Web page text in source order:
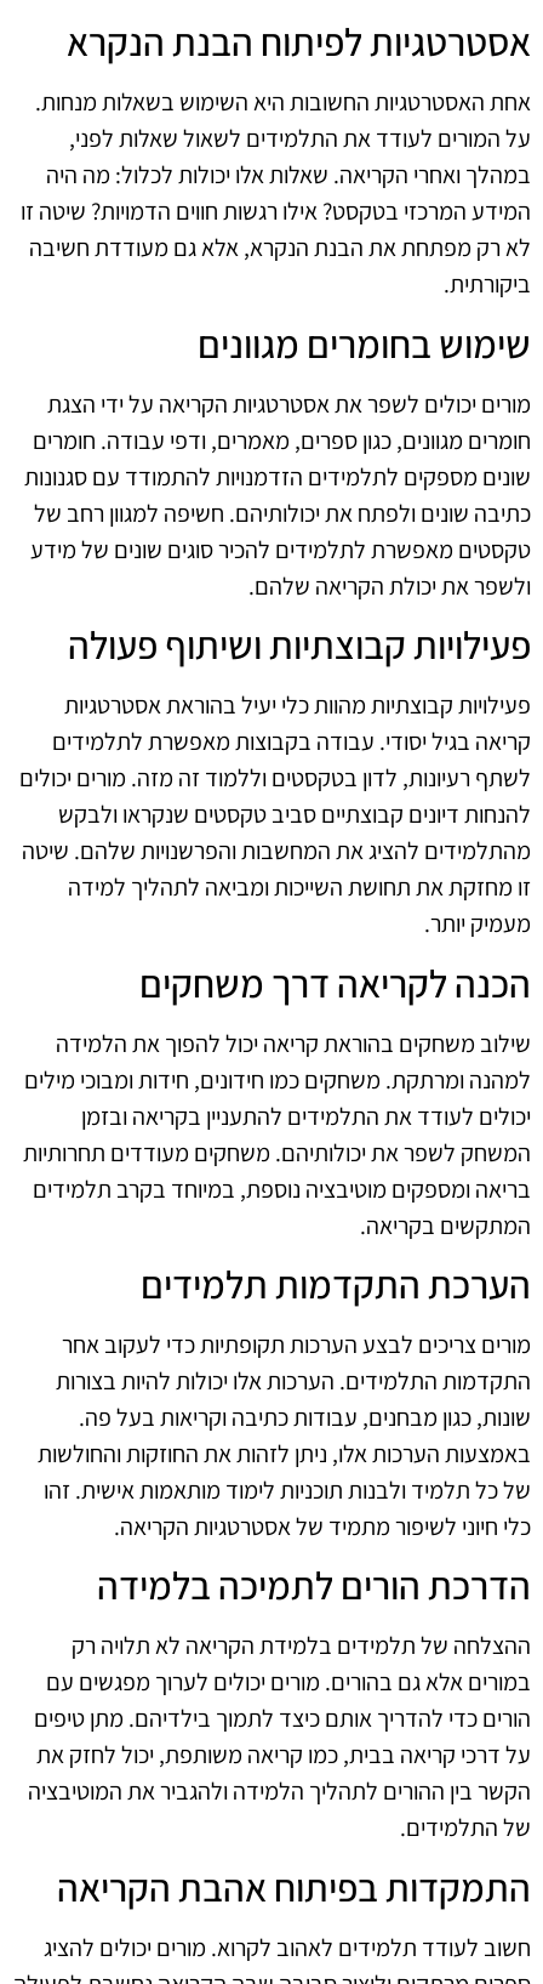
אסטרטגיות לפיתוח הבנת הנקרא
אחת האסטרטגיות החשובות היא השימוש בשאלות מנחות.
על המורים לעודד את התלמידים לשאול שאלות לפני,
במהלך ואחרי הקריאה. שאלות אלו יכולות לכלול: מה היה
המידע המרכזי בטקסט? אילו רגשות חווים הדמויות? שיטה זו
לא רק מפתחת את הבנת הנקרא, אלא גם מעודדת חשיבה
ביקורתית.
שימוש בחומרים מגוונים
מורים יכולים לשפר את אסטרטגיות הקריאה על ידי הצגת
חומרים מגוונים, כגון ספרים, מאמרים, ודפי עבודה. חומרים
שונים מספקים לתלמידים הזדמנויות להתמודד עם סגנונות
כתיבה שונים ולפתח את יכולותיהם. חשיפה למגוון רחב של
טקסטים מאפשרת לתלמידים להכיר סוגים שונים של מידע
ולשפר את יכולת הקריאה שלהם.
פעילויות קבוצתיות ושיתוף פעולה
פעילויות קבוצתיות מהוות כלי יעיל בהוראת אסטרטגיות
קריאה בגיל יסודי. עבודה בקבוצות מאפשרת לתלמידים
לשתף רעיונות, לדון בטקסטים וללמוד זה מזה. מורים יכולים
להנחות דיונים קבוצתיים סביב טקסטים שנקראו ולבקש
מהתלמידים להציג את המחשבות והפרשנויות שלהם. שיטה
זו מחזקת את תחושת השייכות ומביאה לתהליך למידה
מעמיק יותר.
הכנה לקריאה דרך משחקים
שילוב משחקים בהוראת קריאה יכול להפוך את הלמידה
למהנה ומרתקת. משחקים כמו חידונים, חידות ומבוכי מילים
יכולים לעודד את התלמידים להתעניין בקריאה ובזמן
המשחק לשפר את יכולותיהם. משחקים מעודדים תחרותיות
בריאה ומספקים מוטיבציה נוספת, במיוחד בקרב תלמידים
המתקשים בקריאה.
הערכת התקדמות תלמידים
מורים צריכים לבצע הערכות תקופתיות כדי לעקוב אחר
התקדמות התלמידים. הערכות אלו יכולות להיות בצורות
שונות, כגון מבחנים, עבודות כתיבה וקריאות בעל פה.
באמצעות הערכות אלו, ניתן לזהות את החוזקות והחולשות
של כל תלמיד ולבנות תוכניות לימוד מותאמות אישית. זהו
כלי חיוני לשיפור מתמיד של אסטרטגיות הקריאה.
הדרכת הורים לתמיכה בלמידה
ההצלחה של תלמידים בלמידת הקריאה לא תלויה רק
במורים אלא גם בהורים. מורים יכולים לערוך מפגשים עם
הורים כדי להדריך אותם כיצד לתמוך בילדיהם. מתן טיפים
על דרכי קריאה בבית, כמו קריאה משותפת, יכול לחזק את
הקשר בין ההורים לתהליך הלמידה ולהגביר את המוטיבציה
של התלמידים.
התמקדות בפיתוח אהבת הקריאה
חשוב לעודד תלמידים לאהוב לקרוא. מורים יכולים להציג